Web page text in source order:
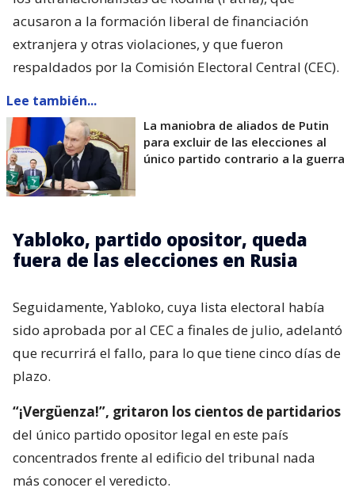
acusaron a la formación liberal de financiación
extranjera y otras violaciones, y que fueron
respaldados por la Comisión Electoral Central (CEC).
Lee también...
La maniobra de aliados de Putin
para excluir de las elecciones al
único partido contrario a la guerra
Yabloko, partido opositor, queda
fuera de las elecciones en Rusia
Seguidamente, Yabloko, cuya lista electoral había
sido aprobada por al CEC a finales de julio, adelantó
que recurrirá el fallo, para lo que tiene cinco días de
plazo.
“¡Vergüenza!”, gritaron los cientos de partidarios
del único partido opositor legal en este país
concentrados frente al edificio del tribunal nada
más conocer el veredicto.